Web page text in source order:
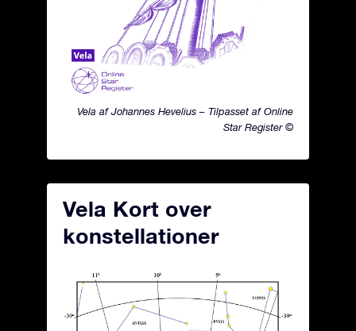
Vela af Johannes Hevelius – Tilpasset af Online
Star Register ©
Vela Kort over
konstellationer